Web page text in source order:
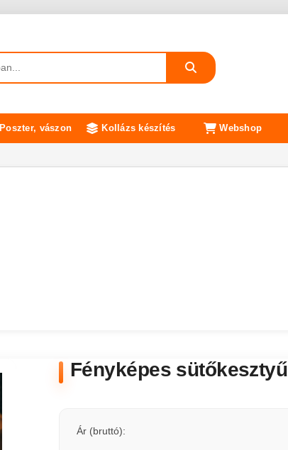
Poszter, vászon Kollázs készítés Webshop
Fényképes sütőkesztyű
Ár (bruttó):